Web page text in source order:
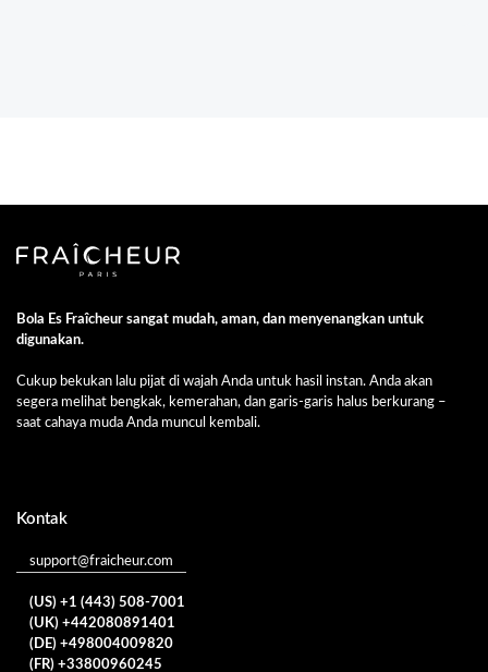
Bola Es Fraîcheur sangat mudah, aman, dan menyenangkan untuk
digunakan.
Cukup bekukan lalu pijat di wajah Anda untuk hasil instan. Anda akan
segera melihat bengkak, kemerahan, dan garis-garis halus berkurang –
saat cahaya muda Anda muncul kembali.
Kontak
support@fraicheur.com
(US) +1 (443) 508-7001
(UK) +442080891401
(DE) +498004009820
(FR) +33800960245